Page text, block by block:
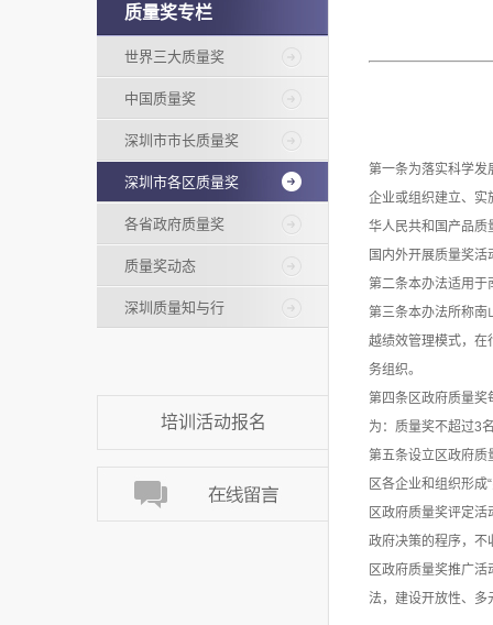
质量奖专栏
世界三大质量奖
中国质量奖
深圳市市长质量奖
深圳市各区质量奖
各省政府质量奖
质量奖动态
深圳质量知与行
培训活动报名
第一条为落实科学发
企业或组织建立、实
华人民共和国产品质
国内外开展质量奖
第二条本办法适用于
第三条本办法所称南
越绩效管理模式，在
务组织。
第四条区政府质量奖
为：质量奖不超过3
第五条设立区政府质
区各企业和组织形成
区政府质量奖评定
政府决策的程序，不
区政府质量奖推广
法，建设开放性、